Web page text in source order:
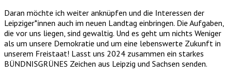
Daran möchte ich weiter anknüpfen und die Interessen der
Leipziger*innen auch im neuen Landtag einbringen. Die Aufgaben,
die vor uns liegen, sind gewaltig. Und es geht um nichts Weniger
als um unsere Demokratie und um eine lebenswerte Zukunft in
unserem Freistaat! Lasst uns 2024 zusammen ein starkes
BÜNDNISGRÜNES Zeichen aus Leipzig und Sachsen senden.